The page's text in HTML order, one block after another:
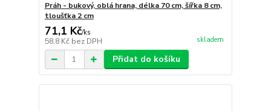
Práh - bukový, oblá hrana, délka 70 cm, šířka 8 cm,
tloušťka 2 cm
71,1 Kč/ks
58,8 Kč bez DPH skladem
Přidat do košíku